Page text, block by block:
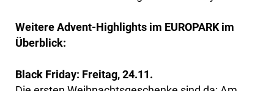
Weitere Advent-Highlights im EUROPARK im
Überblick:
Black Friday: Freitag, 24.11.